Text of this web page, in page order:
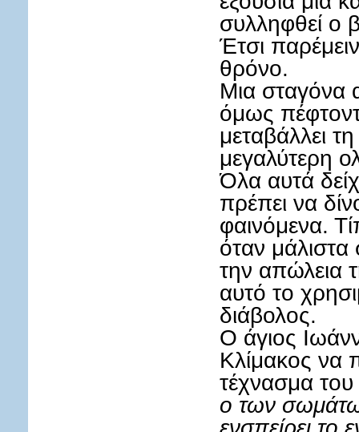
συλληφθεί ο
Έτσι
θρόνο.
Μια σταγόνα
όμως
μεταβάλλει
μεγαλύτερη
Όλα αυτά
πρέπει να
φαινόμενα.
όταν μάλιστα
την απώλεια
αυτό το
διάβολος.
Ο άγιος
Κλίμακος να
τέχνασμα
ο των